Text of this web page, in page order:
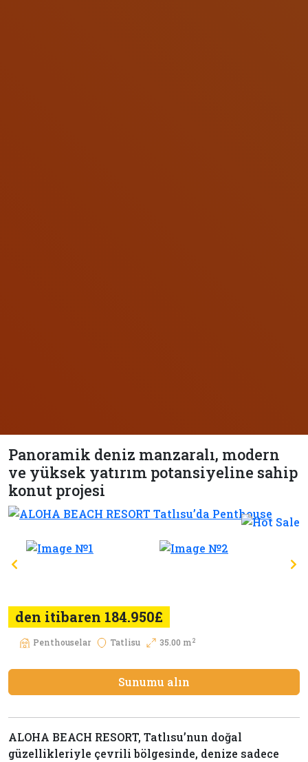
Panoramik deniz manzaralı, modern
ve yüksek yatırım potansiyeline sahip
konut projesi
den itibaren 184.950£
Penthouselar Tatlisu 35.00 m2
Sunumu alın
ALOHA BEACH RESORT, Tatlısu’nun doğal
güzellikleriyle çevrili bölgesinde, denize sadece